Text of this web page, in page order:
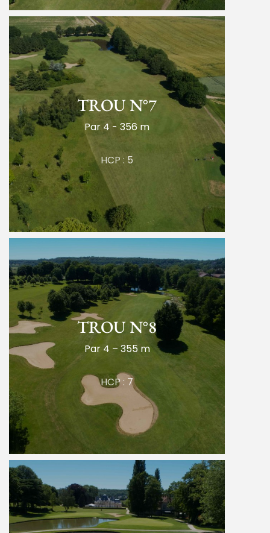
TROU N°7
Par 4 - 356 m
HCP : 5
TROU N°8
Par 4 – 355 m
HCP : 7